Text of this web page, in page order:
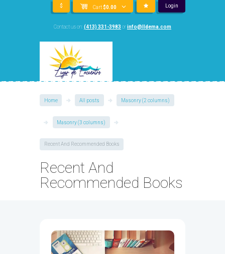
$ Cart$0.00 Login
Contact us on: (413) 331-3983 orinfo@lldema.com
Home All posts Masonry (2 columns)
Masonry (3 columns)
Recent And Recommended Books
Recent And
Recommended Books